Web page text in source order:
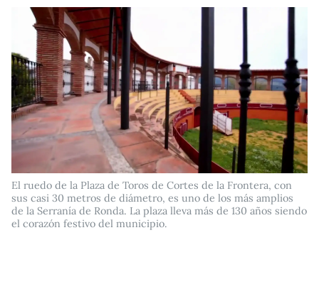
El ruedo de la Plaza de Toros de Cortes de la Frontera, con
sus casi 30 metros de diámetro, es uno de los más amplios
de la Serranía de Ronda. La plaza lleva más de 130 años siendo
el corazón festivo del municipio.